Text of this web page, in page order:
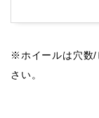
※ホイールは穴数/
さい。